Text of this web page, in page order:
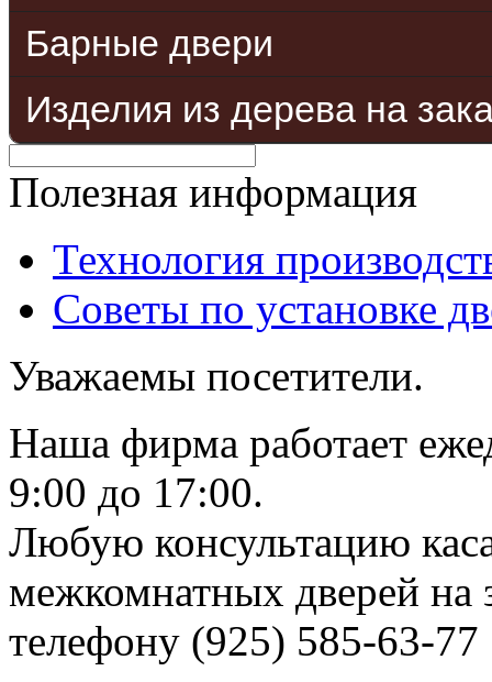
Барные двери
Изделия из дерева на
Полезная информация
Технология
Советы по установке
Уважаемы посетители.
Наша фирма работает
9:00 до 17:00.
Любую консультацию
межкомнатных дверей на
телефону (925) 585-63-77